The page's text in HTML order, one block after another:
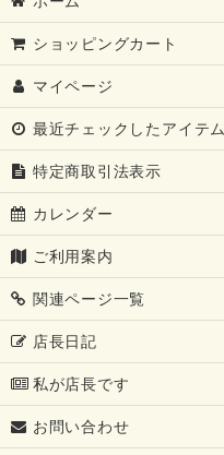
ショッピングカート
マイページ
最近チェックしたアイテム
特定商取引法表示
カレンダー
ご利用案内
関連ページ一覧
店長日記
私が店長です
お問い合わせ